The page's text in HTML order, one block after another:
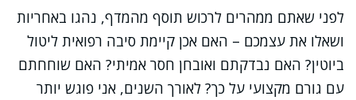
לפני שאתם ממהרים לרכוש תוסף מהמדף, נהגו באחריות
ושאלו את עצמכם – האם אכן קיימת סיבה רפואית ליטול
ביוטין? האם נבדקתם ואובחן חסר אמיתי? האם שוחחתם
עם גורם מקצועי על כך? לאורך השנים, אני פוגש יותר